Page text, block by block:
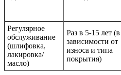
Регулярное
обслуживание
(шлифовка,
лакировка/
масло)
Раз в 5-15 лет (в
зависимости от
износа и типа
покрытия)